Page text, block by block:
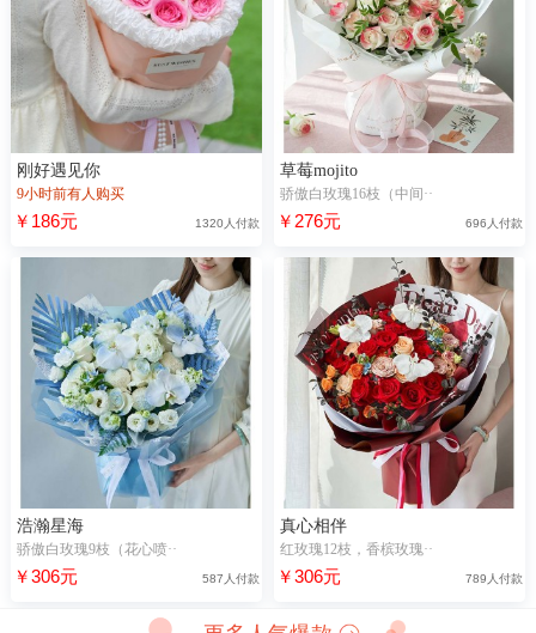
刚好遇见你
9小时前有人购买
￥186元 1320人付款
草莓mojito
骄傲白玫瑰16枝（中间··
￥276元 696人付款
浩瀚星海
骄傲白玫瑰9枝（花心喷··
￥306元 587人付款
真心相伴
红玫瑰12枝，香槟玫瑰··
￥306元 789人付款